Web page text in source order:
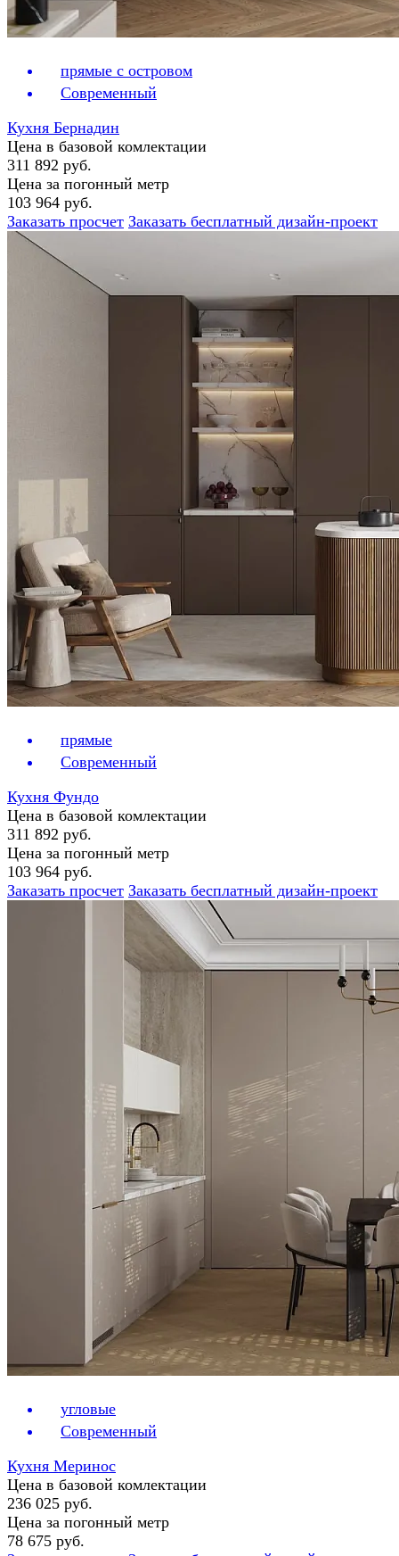
прямые с островом
Современный
Кухня Бернадин
Цена в базовой комлектации
311 892 руб.
Цена за погонный метр
103 964 руб.
Заказать просчет Заказать бесплатный дизайн-проект
прямые
Современный
Кухня Фундо
Цена в базовой комлектации
311 892 руб.
Цена за погонный метр
103 964 руб.
Заказать просчет Заказать бесплатный дизайн-проект
угловые
Современный
Кухня Меринос
Цена в базовой комлектации
236 025 руб.
Цена за погонный метр
78 675 руб.